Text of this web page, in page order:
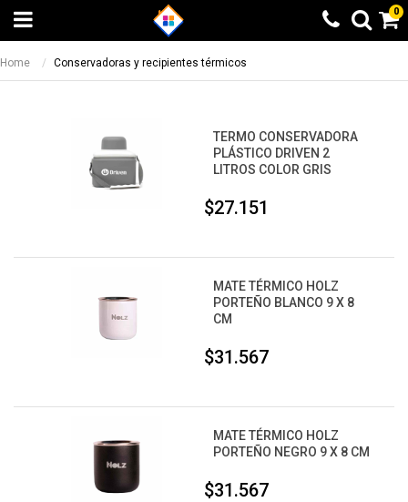
0
Home Conservadoras y recipientes térmicos
TERMO CONSERVADORA
PLÁSTICO DRIVEN 2
LITROS COLOR GRIS
$27.151
MATE TÉRMICO HOLZ
PORTEÑO BLANCO 9 X 8
CM
$31.567
MATE TÉRMICO HOLZ
PORTEÑO NEGRO 9 X 8 CM
$31.567